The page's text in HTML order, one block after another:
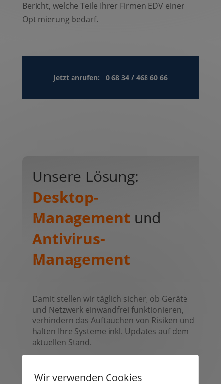
Bericht, welche Teile Ihrer Firmen EDV einer
Optimierung bedarf.
Jetzt anrufen: 0 68 34 / 468 60 66
Unsere Lösung:
Desktop-
Management und
Antivirus-
Management
Damit stellen wir täglich sicher, ob Geräte
und Netzwerk einwandfrei funktionieren,
verhindern das Auftauchen von Risiken und
halten Ihre Systeme inkl. Updates auf dem
aktuellen Stand.
Wir verwenden Cookies